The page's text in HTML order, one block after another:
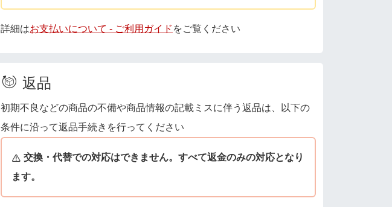
詳細はお支払いについて - ご利用ガイド をご覧ください
返品
初期不良などの商品の不備や商品情報の記載ミスに伴う返品は、以下の
条件に沿って返品手続きを行ってください
交換・代替での対応はできません。すべて返金のみの対応となり
ます。